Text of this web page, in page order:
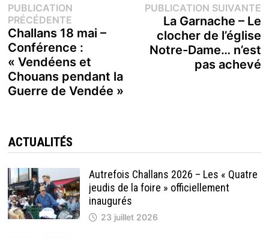
Navigation
de
l’article
PUBLICATION
PRÉCÉDENTEPublication
précédente :
Challans 18 mai –
Conférence :
« Vendéens et
Chouans pendant la
Guerre de Vendée »
PUBLICATION SUIVANTE
La Garnache – Le
clocher de l’église
Notre-Dame… n’est
pas achevé
ACTUALITÉS
Autrefois Challans 2026 – Les « Quatre
jeudis de la foire » officiellement
inaugurés
23 juillet 2026